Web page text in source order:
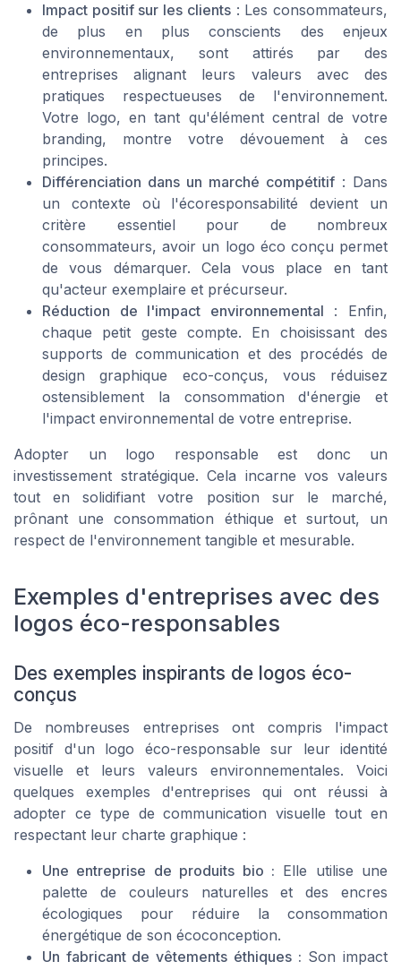
Impact positif sur les clients: Les consommateurs,
de plus en plus conscients des enjeux
environnementaux, sont attirés par des
entreprises alignant leurs valeurs avec des
pratiques respectueuses de l'environnement.
Votre logo, en tant qu'élément central de votre
branding, montre votre dévouement à ces
principes.
Différenciation dans un marché compétitif : Dans
un contexte où l'écoresponsabilité devient un
critère essentiel pour de nombreux
consommateurs, avoir un logo éco conçu permet
de vous démarquer. Cela vous place en tant
qu'acteur exemplaire et précurseur.
Réduction de l'impact environnemental : Enfin,
chaque petit geste compte. En choisissant des
supports de communication et des procédés de
design graphique eco-conçus, vous réduisez
ostensiblement la consommation d'énergie et
l'impact environnemental de votre entreprise.
Adopter un logo responsable est donc un
investissement stratégique. Cela incarne vos valeurs
tout en solidifiant votre position sur le marché,
prônant une consommation éthique et surtout, un
respect de l'environnement tangible et mesurable.
Exemples d'entreprises avec des
logos éco-responsables
Des exemples inspirants de logos éco-
conçus
De nombreuses entreprises ont compris l'impact
positif d'un logo éco-responsable sur leur identité
visuelle et leurs valeurs environnementales. Voici
quelques exemples d'entreprises qui ont réussi à
adopter ce type de communication visuelle tout en
respectant leur charte graphique :
Une entreprise de produits bio : Elle utilise une
palette de couleurs naturelles et des encres
écologiques pour réduire la consommation
énergétique de son écoconception.
Un fabricant de vêtements éthiques : Son impact